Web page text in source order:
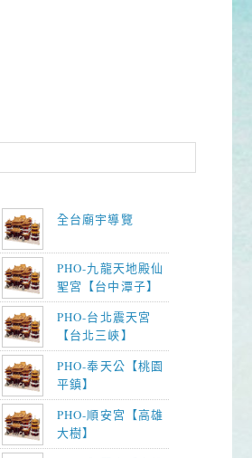
全台廟宇導覽
PHO-九龍天地殿仙
聖宮【台中潭子】
PHO-台北震天宮
【台北三峽】
PHO-奉天公【桃園
平鎮】
PHO-順安宮【高雄
大樹】